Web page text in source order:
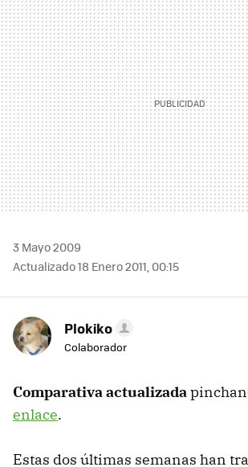
MAIL
3 Mayo 2009
Actualizado 18 Enero 2011, 00:15
Plokiko
Colaborador
Comparativa actualizada
enlace.
Estas dos últimas semanas han